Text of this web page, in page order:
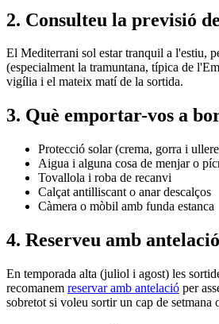
2. Consulteu la previsió
El Mediterrani sol estar tranquil a l'estiu,
(especialment la tramuntana, típica de
vigília i el mateix matí de la sortida.
3. Què emportar-vos a
Protecció solar (crema, gorra i
Aigua i alguna cosa de menjar o
Tovallola i roba de recanvi
Calçat antilliscant o anar descalços
Càmera o mòbil amb funda estanca
4. Reserveu amb antelació
En temporada alta (juliol i agost) les
recomanem reservar amb antelació per
sobretot si voleu sortir un cap de setmana